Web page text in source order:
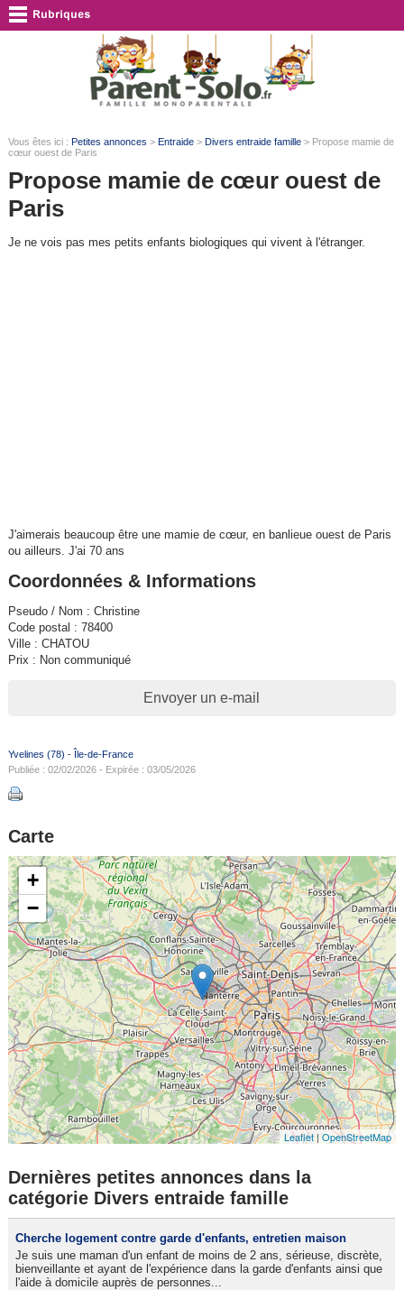
Vous êtes ici : Petites annonces > Entraide> Divers entraide famille> Propose mamie de
cœur ouest de Paris
Propose mamie de cœur ouest de
Paris
Je ne vois pas mes petits enfants biologiques qui vivent à l'étranger.
J'aimerais beaucoup être une mamie de cœur, en banlieue ouest de Paris
ou ailleurs. J'ai 70 ans
Coordonnées & Informations
Pseudo / Nom : Christine
Code postal : 78400
Ville : CHATOU
Prix : Non communiqué
Envoyer un e-mail
Yvelines (78) - Île-de-France
Publiée : 02/02/2026 - Expirée : 03/05/2026
Carte
+
−
Leaflet|OpenStreetMap
Dernières petites annonces dans la
catégorie Divers entraide famille
Cherche logement contre garde d'enfants, entretien maison
Je suis une maman d'un enfant de moins de 2 ans, sérieuse, discrète,
bienveillante et ayant de l'expérience dans la garde d'enfants ainsi que
l'aide à domicile auprès de personnes...